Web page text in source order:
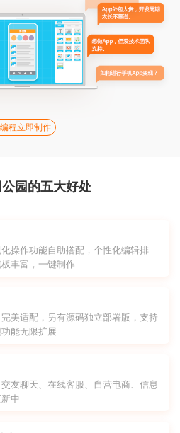
程立即制作
园的五大好处
操作功能自助搭配，个性化编辑排
丰富，一键制作
美适配，另有源码独立部署版，支持
能无限扩展
友聊天、在线客服、自营电商、信息
中